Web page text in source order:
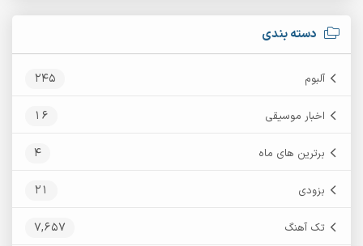
دسته بندی
آلبوم 245
اخبار موسیقی 16
برترین های ماه 4
بزودی 21
تک آهنگ 7,657